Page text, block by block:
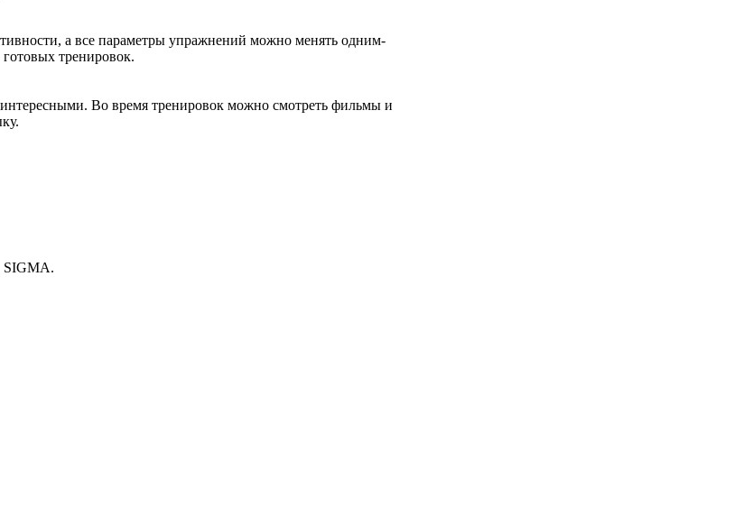
а все параметры упражнений можно менять одним-
тренировок.
Во время тренировок можно смотреть фильмы и
SIGMA.